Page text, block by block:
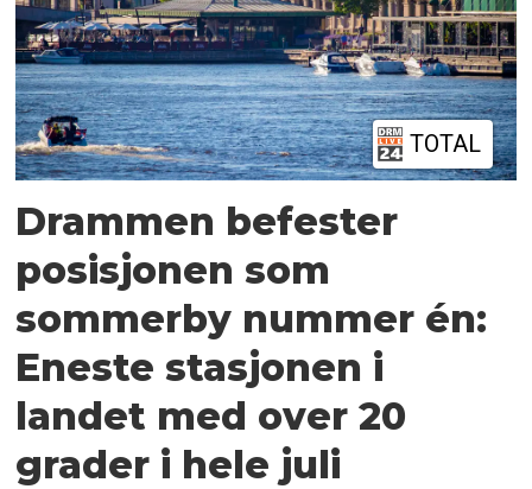
TOTAL
Drammen befester
posisjonen som
sommerby nummer én:
Eneste stasjonen i
landet med over 20
grader i hele juli